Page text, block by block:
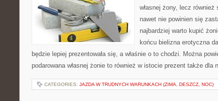
własnej żony, lecz
nawet nie powinien się
najbardziej warto kupić
końcu bielizna erotyczna
będzie lepiej prezentowała się, a właśnie o to chodzi. Można
podarowana własnej żonie to również w istocie prezent także
CATEGORIES: JAZDA W TRUDNYCH WARUNKACH (ZIMA, DESZCZ, NOC)